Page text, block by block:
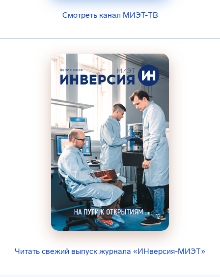
Смотреть канал МИЭТ-ТВ
Читать свежий выпуск журнала «ИНверсия-МИЭТ»